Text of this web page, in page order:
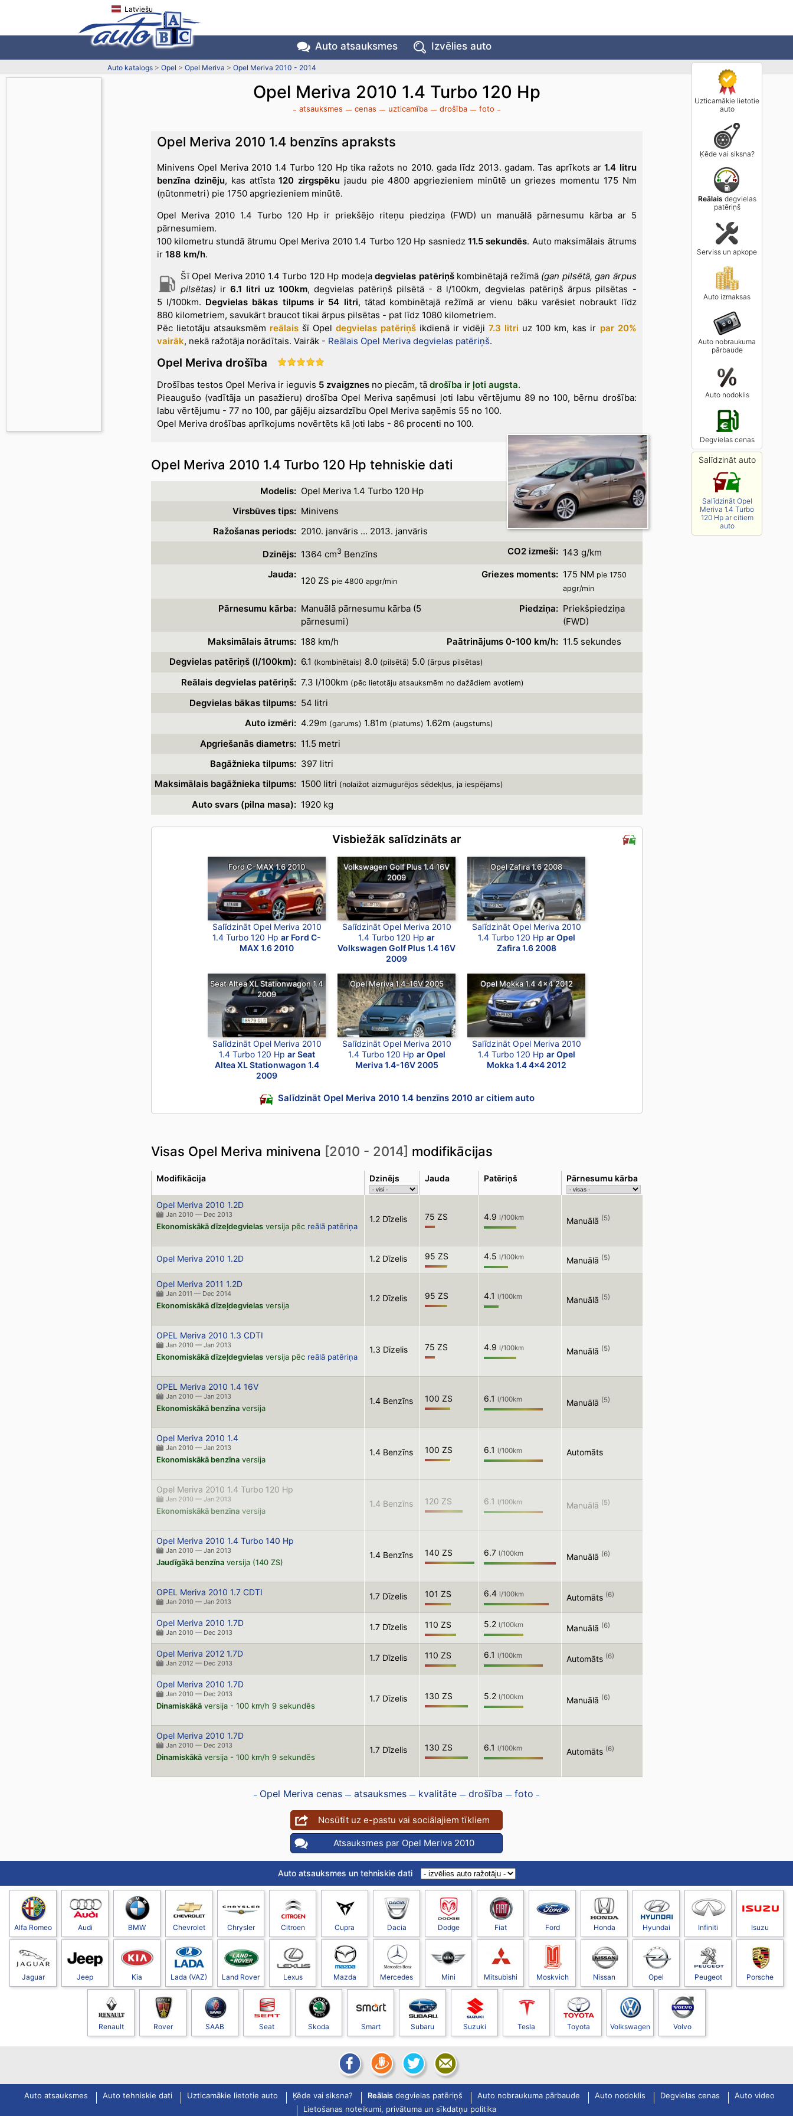
Latviešu
Auto atsauksmes Izvēlies auto
Uzticamākie lietotie
auto
Ķēde vai siksna?
Reālais degvielas
patēriņš
Serviss un apkope
Auto izmaksas
Auto nobraukuma
pārbaude
Auto nodoklis
Degvielas cenas
Salīdzināt auto
Salīdzināt Opel
Meriva 1.4 Turbo
120 Hp ar citiem
auto
Auto katalogs > Opel > Opel Meriva > Opel Meriva 2010 - 2014
Opel Meriva 2010 1.4 Turbo 120 Hp
atsauksmes cenas uzticamība drošība foto
Opel Meriva 2010 1.4 benzīns apraksts
Minivens Opel Meriva 2010 1.4 Turbo 120 Hp tika ražots no 2010. gada līdz 2013. gadam. Tas aprīkots ar1.4 litru
benzīna dzinēju, kas attīsta120 zirgspēku jaudu pie 4800 apgriezieniem minūtē un griezes momentu 175 Nm
(ņūtonmetri) pie 1750 apgriezieniem minūtē.
Opel Meriva 2010 1.4 Turbo 120 Hp ir priekšējo riteņu piedziņa (FWD) un manuālā pārnesumu kārba ar 5
pārnesumiem.
100 kilometru stundā ātrumu Opel Meriva 2010 1.4 Turbo 120 Hp sasniedz 11.5 sekundēs. Auto maksimālais ātrums
ir 188 km/h.
Šī Opel Meriva 2010 1.4 Turbo 120 Hp modeļa degvielas patēriņškombinētajā režīmā (gan pilsētā, gan ārpus
pilsētas) ir 6.1 litri uz 100km, degvielas patēriņš pilsētā - 8 l/100km, degvielas patēriņš ārpus pilsētas -
5 l/100km. Degvielas bākas tilpums ir 54 litri, tātad kombinētajā režīmā ar vienu bāku varēsiet nobraukt līdz
880 kilometriem, savukārt braucot tikai ārpus pilsētas - pat līdz 1080 kilometriem.
Pēc lietotāju atsauksmēm reālaisšī Opel degvielas patēriņšikdienā ir vidēji7.3 litri uz 100 km, kas ir par 20%
vairāk, nekā ražotāja norādītais. Vairāk - Reālais Opel Meriva degvielas patēriņš.
Opel Meriva drošība
Drošības testos Opel Meriva ir ieguvis 5 zvaigznesno piecām, tā drošība ir ļoti augsta.
Pieaugušo (vadītāja un pasažieru) drošība Opel Meriva saņēmusi ļoti labu vērtējumu 89 no 100, bērnu drošība:
labu vērtējumu - 77 no 100, par gājēju aizsardzību Opel Meriva saņēmis 55 no 100.
Opel Meriva drošības aprīkojums novērtēts kā ļoti labs - 86 procenti no 100.
Opel Meriva 2010 1.4 Turbo 120 Hp tehniskie dati
Modelis: Opel Meriva 1.4 Turbo 120 Hp
Virsbūves tips: Minivens
Ražošanas periods: 2010. janvāris ... 2013. janvāris
Dzinējs: 1364 cm3 Benzīns CO2 izmeši: 143 g/km
Jauda:
120 ZS pie 4800 apgr/min
Griezes moments: 175 NM pie 1750
apgr/min
Pārnesumu kārba: Manuālā pārnesumu kārba (5
pārnesumi)
Piedziņa: Priekšpiedziņa
(FWD)
Maksimālais ātrums: 188 km/h Paātrinājums 0-100 km/h: 11.5 sekundes
Degvielas patēriņš (l/100km): 6.1 (kombinētais) 8.0 (pilsētā) 5.0 (ārpus pilsētas)
Reālais degvielas patēriņš: 7.3 l/100km (pēc lietotāju atsauksmēm no dažādiem avotiem)
Degvielas bākas tilpums: 54 litri
Auto izmēri: 4.29m (garums) 1.81m (platums) 1.62m (augstums)
Apgriešanās diametrs: 11.5 metri
Bagāžnieka tilpums: 397 litri
Maksimālais bagāžnieka tilpums: 1500 litri (nolaižot aizmugurējos sēdekļus, ja iespējams)
Auto svars (pilna masa): 1920 kg
Visbiežāk salīdzināts ar
Ford C-MAX 1.6 2010
Salīdzināt Opel Meriva 2010
1.4 Turbo 120 Hp ar Ford C-
MAX 1.6 2010
Volkswagen Golf Plus 1.4 16V
2009
Salīdzināt Opel Meriva 2010
1.4 Turbo 120 Hp ar
Volkswagen Golf Plus 1.4 16V
2009
Opel Zafira 1.6 2008
Salīdzināt Opel Meriva 2010
1.4 Turbo 120 Hp ar Opel
Zafira 1.6 2008
Seat Altea XL Stationwagon 1.4
2009
Salīdzināt Opel Meriva 2010
1.4 Turbo 120 Hp ar Seat
Altea XL Stationwagon 1.4
2009
Opel Meriva 1.4-16V 2005
Salīdzināt Opel Meriva 2010
1.4 Turbo 120 Hp ar Opel
Meriva 1.4-16V 2005
Opel Mokka 1.4 4x4 2012
Salīdzināt Opel Meriva 2010
1.4 Turbo 120 Hp ar Opel
Mokka 1.4 4x4 2012
Salīdzināt Opel Meriva 2010 1.4 benzīns 2010 ar citiem auto
Visas Opel Meriva minivena [2010 - 2014] modifikācijas
Modifikācija Dzinējs Jauda Patēriņš Pārnesumu kārba
Opel Meriva 2010 1.2D
Jan 2010 — Dec 2013
Ekonomiskākā dīzeļdegvielasversija pēc reālā patēriņa
1.2 Dīzelis 75 ZS 4.9 l/100km Manuālā (5)
Opel Meriva 2010 1.2D 1.2 Dīzelis 95 ZS 4.5 l/100km Manuālā (5)
Opel Meriva 2011 1.2D
Jan 2011 — Dec 2014
Ekonomiskākā dīzeļdegvielasversija
1.2 Dīzelis 95 ZS 4.1 l/100km Manuālā (5)
OPEL Meriva 2010 1.3 CDTI
Jan 2010 — Jan 2013
Ekonomiskākā dīzeļdegvielasversija pēc reālā patēriņa
1.3 Dīzelis 75 ZS 4.9 l/100km Manuālā (5)
OPEL Meriva 2010 1.4 16V
Jan 2010 — Jan 2013
Ekonomiskākā benzīnaversija
1.4 Benzīns 100 ZS 6.1 l/100km Manuālā (5)
Opel Meriva 2010 1.4
Jan 2010 — Jan 2013
Ekonomiskākā benzīnaversija
1.4 Benzīns 100 ZS 6.1 l/100km Automāts
Opel Meriva 2010 1.4 Turbo 120 Hp
Jan 2010 — Jan 2013
Ekonomiskākā benzīnaversija
1.4 Benzīns 120 ZS 6.1 l/100km Manuālā (5)
Opel Meriva 2010 1.4 Turbo 140 Hp
Jan 2010 — Jan 2013
Jaudīgākā benzīnaversija (140 ZS)
1.4 Benzīns 140 ZS 6.7 l/100km Manuālā (6)
OPEL Meriva 2010 1.7 CDTI
Jan 2010 — Jan 2013
1.7 Dīzelis 101 ZS 6.4 l/100km Automāts (6)
Opel Meriva 2010 1.7D
Jan 2010 — Dec 2013
1.7 Dīzelis 110 ZS 5.2 l/100km Manuālā (6)
Opel Meriva 2012 1.7D
Jan 2012 — Dec 2013
1.7 Dīzelis 110 ZS 6.1 l/100km Automāts (6)
Opel Meriva 2010 1.7D
Jan 2010 — Dec 2013
Dinamiskākāversija - 100 km/h 9 sekundēs
1.7 Dīzelis 130 ZS 5.2 l/100km Manuālā (6)
Opel Meriva 2010 1.7D
Jan 2010 — Dec 2013
Dinamiskākāversija - 100 km/h 9 sekundēs
1.7 Dīzelis 130 ZS 6.1 l/100km Automāts (6)
Opel Meriva cenas atsauksmes kvalitāte drošība foto
Nosūtīt uz e-pastu vai sociālajiem tīkliem
Atsauksmes par Opel Meriva 2010
Auto atsauksmes un tehniskie dati
Alfa Romeo Audi BMW Chevrolet Chrysler Citroen Cupra Dacia Dodge Fiat Ford Honda Hyundai Infiniti Isuzu
Jaguar Jeep Kia Lada (VAZ) Land Rover Lexus Mazda Mercedes Mini Mitsubishi Moskvich Nissan Opel Peugeot Porsche
Renault Rover SAAB Seat Skoda Smart Subaru Suzuki Tesla Toyota Volkswagen Volvo
Auto atsauksmes Auto tehniskie dati Uzticamākie lietotie auto Ķēde vai siksna? Reālais degvielas patēriņš Auto nobraukuma pārbaude Auto nodoklis Degvielas cenas
Auto video
Lietošanas noteikumi, privātuma un sīkdatņu politika